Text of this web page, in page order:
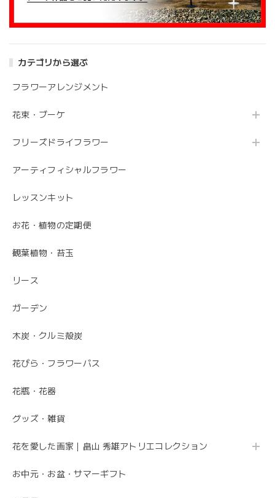
カテゴリから選ぶ
フラワーアレンジメント
花束・ブーケ
フリーズドライフラワー
アーティフィシャルフラワー
レッスンキット
お花・植物の定期便
観葉植物・苔玉
リース
ガーデン
木炭・クルミ殻炭
花びら・フラワーバス
花瓶・花器
グッズ・雑貨
花を愛した画家｜畠山 秀雄アトリエコレクション
お中元・お盆・サマーギフト
アンティークブーケ（カビン付き）
丁寧に梱包されていて、 配送の問題は特にありませんでし
ます。 今後も利用したい信頼のおける花屋さんです。
うれしいお返事ありがとうございました。 スタ
お花をお作りさせて頂きますので よろしくお願
お願いします。 岩岡
の為にこれからも喜ばれるお花を お届けさせて
2020/05/11
先方さんがお洒落なお花だと喜んでくれました。 ありがと